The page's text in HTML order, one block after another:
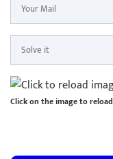
Click on the image to reload